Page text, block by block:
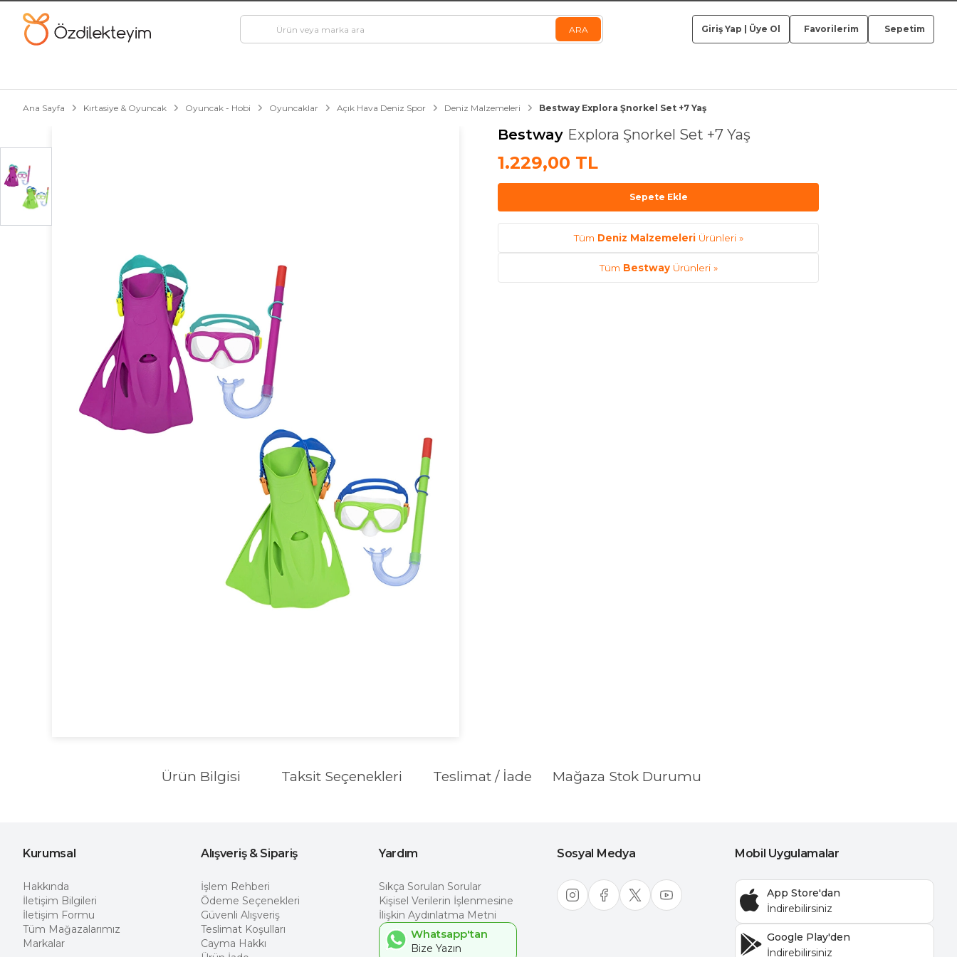
Giriş Yap Üye Ol Favorilerim Sepetim
Ana Sayfa Kırtasiye & Oyuncak Oyuncak - Hobi Oyuncaklar Açık Hava Deniz Spor Deniz Malzemeleri Bestway Explora Şnorkel Set +7 Yaş
Bestway Explora Şnorkel Set +7 Yaş
1.229,00 TL
Sepete Ekle
Tüm Deniz MalzemeleriÜrünleri »
Tüm BestwayÜrünleri »
Ürün Bilgisi Taksit Seçenekleri Teslimat / İade Mağaza Stok Durumu
Kurumsal
Hakkında
İletişim Bilgileri
İletişim Formu
Tüm Mağazalarımız
Markalar
Alışveriş & Sipariş
İşlem Rehberi
Ödeme Seçenekleri
Güvenli Alışveriş
Teslimat Koşulları
Cayma Hakkı
Yardım
Sıkça Sorulan Sorular
Kişisel Verilerin İşlenmesine
İlişkin Aydınlatma Metni
Whatsapp'tan
Sosyal Medya Mobil Uygulamalar
App Store'dan
Google Play'den